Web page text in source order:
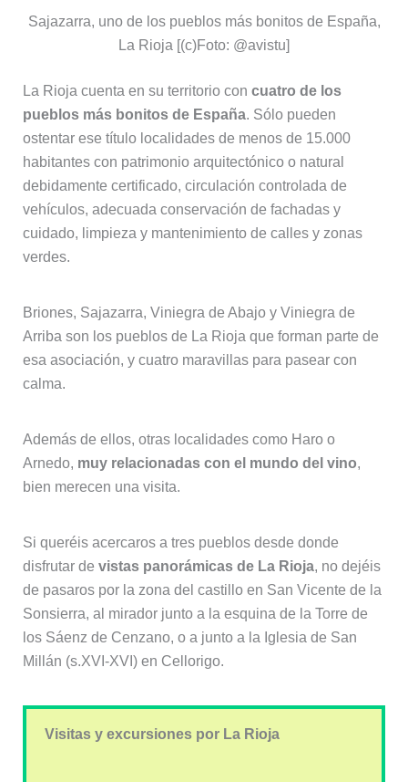
Sajazarra, uno de los pueblos más bonitos de España,
La Rioja [(c)Foto: @avistu]
La Rioja cuenta en su territorio con cuatro de los
pueblos más bonitos de España. Sólo pueden
ostentar ese título localidades de menos de 15.000
habitantes con patrimonio arquitectónico o natural
debidamente certificado, circulación controlada de
vehículos, adecuada conservación de fachadas y
cuidado, limpieza y mantenimiento de calles y zonas
verdes.
Briones, Sajazarra, Viniegra de Abajo y Viniegra de
Arriba son los pueblos de La Rioja que forman parte de
esa asociación, y cuatro maravillas para pasear con
calma.
Además de ellos, otras localidades como Haro o
Arnedo, muy relacionadas con el mundo del vino,
bien merecen una visita.
Si queréis acercaros a tres pueblos desde donde
disfrutar de vistas panorámicas de La Rioja, no dejéis
de pasaros por la zona del castillo en San Vicente de la
Sonsierra, al mirador junto a la esquina de la Torre de
los Sáenz de Cenzano, o a junto a la Iglesia de San
Millán (s.XVI-XVI) en Cellorigo.
Visitas y excursiones por La Rioja